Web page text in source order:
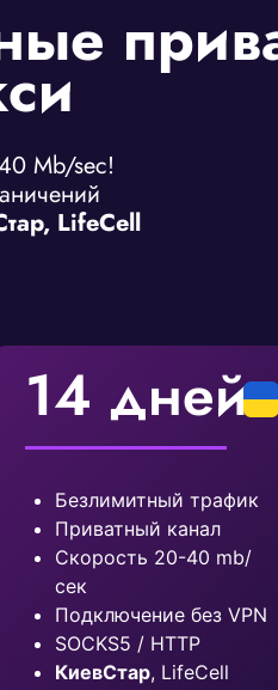
Mb/sec!
LifeCell
14 дней
Безлимитный трафик
Приватный канал
Скорость 20-40 mb/
сек
Подключение без VPN
SOCKS5 / HTTP
КиевСтар, LifeCell